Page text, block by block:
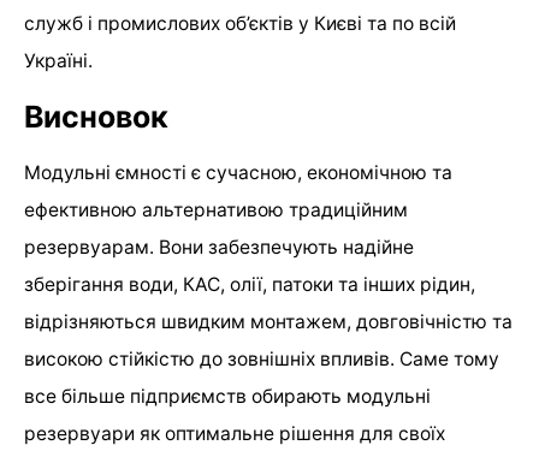
служб і промислових об’єктів у Києві та по всій
Україні.
Висновок
Модульні ємності є сучасною, економічною та
ефективною альтернативою традиційним
резервуарам. Вони забезпечують надійне
зберігання води, КАС, олії, патоки та інших рідин,
відрізняються швидким монтажем, довговічністю та
високою стійкістю до зовнішніх впливів. Саме тому
все більше підприємств обирають модульні
резервуари як оптимальне рішення для своїх